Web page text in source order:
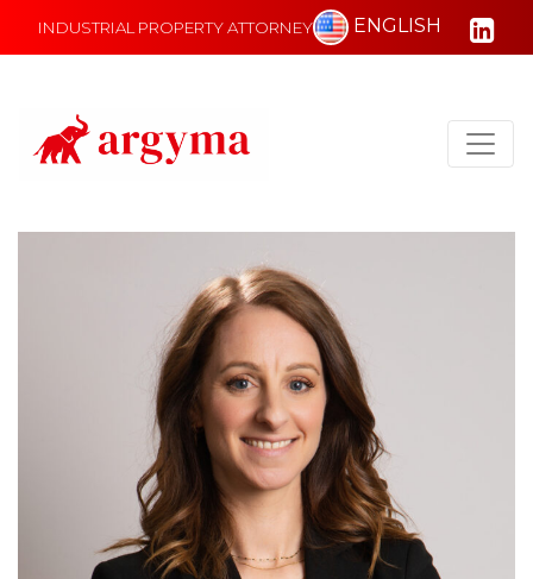
INDUSTRIAL PROPERTY ATTORNEY ENGLISH
Main Navigation